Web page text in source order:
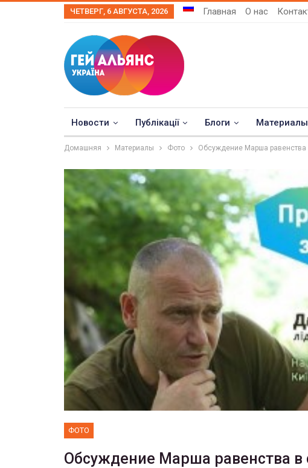
ЧЕТВЕРГ, 6 АВГУСТА, 2026 Главная О нас
Новости Публікації Блоги Материалы
Домашняя Материалы Фото Обсуждение Марша равенства
ФОТО
Обсуждение Марша равенства в
ФОТО
Военнослужащие-трансгендеры
ГЕЙ-АЛЬЯНС УКРАИНА Июл 27, 2017